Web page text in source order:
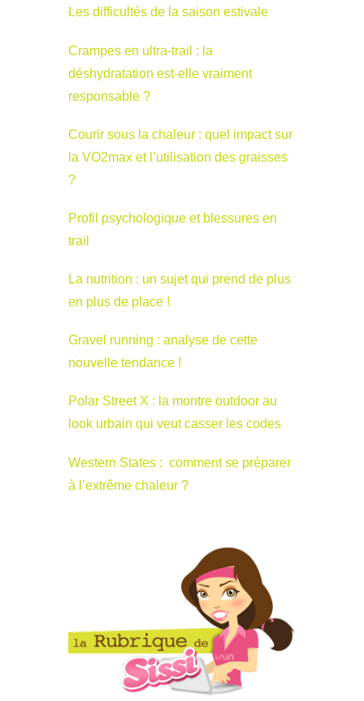
Les difficultés de la saison estivale
Crampes en ultra-trail : la
déshydratation est-elle vraiment
responsable ?
Courir sous la chaleur : quel impact sur
la VO2max et l’utilisation des graisses
?
Profil psychologique et blessures en
trail
La nutrition : un sujet qui prend de plus
en plus de place !
Gravel running : analyse de cette
nouvelle tendance !
Polar Street X : la montre outdoor au
look urbain qui veut casser les codes
Western States : comment se préparer
à l’extrême chaleur ?